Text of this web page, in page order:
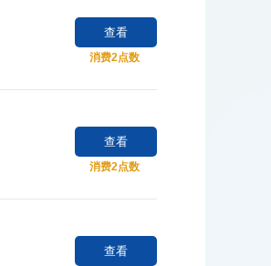
查看
消费2点数
查看
消费2点数
查看